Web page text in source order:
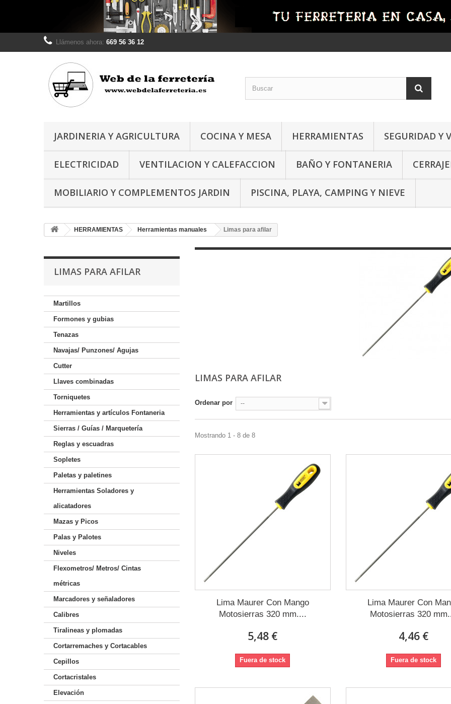
Llámenos ahora: 669 56 36 12
JARDINERIA Y AGRICULTURA COCINA Y MESA HERRAMIENTAS SEGURIDAD Y
ELECTRICIDAD VENTILACION Y CALEFACCION BAÑO Y FONTANERIA
MOBILIARIO Y COMPLEMENTOS JARDIN PISCINA, PLAYA, CAMPING Y NIEVE
HERRAMIENTAS Herramientas manuales Limas para afilar
LIMAS PARA AFILAR
Martillos
Formones y gubias
Tenazas
Navajas/ Punzones/ Agujas
Cutter
Llaves combinadas
Torniquetes
Herramientas y artículos Fontaneria
Sierras / Guías / Marquetería
Reglas y escuadras
Sopletes
Paletas y paletines
Herramientas Soladores y
alicatadores
Mazas y Picos
Palas y Palotes
Niveles
Flexometros/ Metros/ Cintas
métricas
Marcadores y señaladores
Calibres
Tiralineas y plomadas
Cortarremaches y Cortacables
Cepillos
Cortacristales
Elevación
LIMAS PARA AFILAR
Ordenar por --
Mostrando 1 - 8 de 8
Lima Maurer Con Mango
Motosierras 320 mm....
5,48 €
Fuera de stock
Lima Maurer Con
Motosierras 320
4,46 €
Fuera de stock